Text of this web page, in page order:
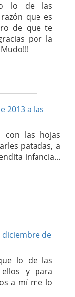
lo de las
que es
de que te
por la
2013 a las
con las hojas
patadas, a
infancia...
diciembre de
lo de las
y para
a mí me lo